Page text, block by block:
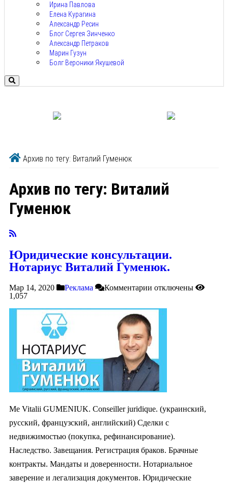
Ирина Павлова
Елена Курагина
Александр Ресин
Блог Сергея Зинченко
Александр Петраков
Марин Гузун
Болг Вероники Якушевой
Архив по тегу: Виталий Гуменюк
Архив по тегу: Виталий
Гуменюк
Юридические консультации.
Нотариус Виталий Гуменюк.
Мар 14, 2020 Реклама Комментарии отключены
1,057
Me Vitalii GUMENIUK. Conseiller juridique. (украинский,
русский, французский, английский) Сделки с
недвижимостью (покупка, рефинансирование).
Наследство. Завещания. Регистрация браков. Брачныe
контракты. Мандаты и доверенности. Нотариальное
заверение и легализация документов. Юридические